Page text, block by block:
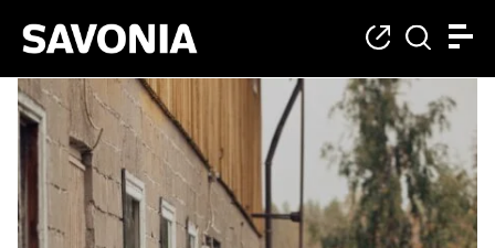
Päättyneet